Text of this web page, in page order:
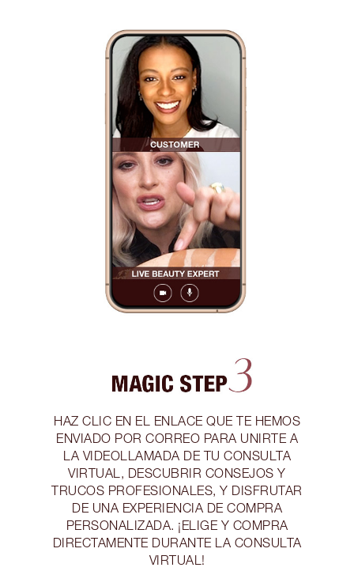
HAZ CLIC EN EL ENLACE QUE TE HEMOS
ENVIADO POR CORREO PARA UNIRTE A
LA VIDEOLLAMADA DE TU CONSULTA
VIRTUAL, DESCUBRIR CONSEJOS Y
TRUCOS PROFESIONALES, Y DISFRUTAR
DE UNA EXPERIENCIA DE COMPRA
PERSONALIZADA. ¡ELIGE Y COMPRA
DIRECTAMENTE DURANTE LA CONSULTA
VIRTUAL!